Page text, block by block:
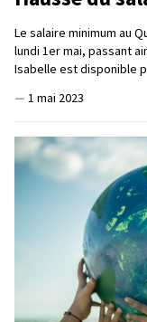
Le salaire minimum au
lundi 1er mai, passant
Isabelle est disponible
— 1 mai 2023